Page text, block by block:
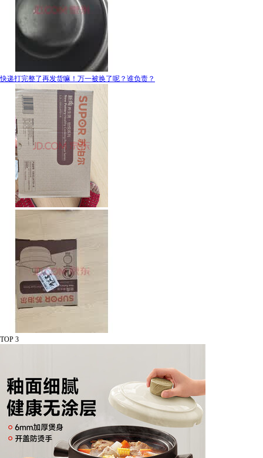
快递打完整了再发货嘛！万一被换了呢？谁负责？
TOP 3